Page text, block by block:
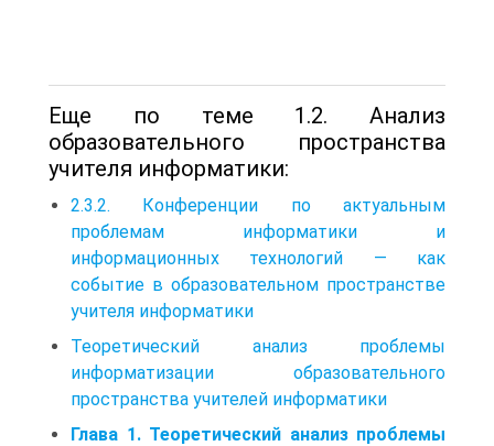
Еще по теме 1.2. Анализ
образовательного пространства
учителя информатики:
2.3.2. Конференции по актуальным
проблемам информатики и
информационных технологий — как
событие в образовательном пространстве
учителя информатики
Теоретический анализ проблемы
информатизации образовательного
пространства учителей информатики
Глава 1. Теоретический анализ проблемы